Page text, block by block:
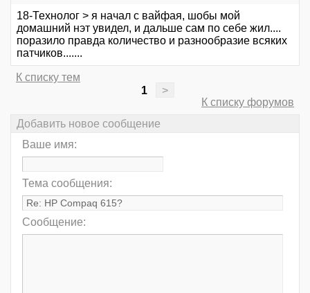
18-Технолог > я начал с вайфая, шобы мой
домашний нэт увидел, и дальше сам по себе жил....
поразило правда количество и разнообразие всяких
патчиков.......
К списку тем
1
>
К списку форумов
Добавить новое сообщение
Ваше имя:
Тема сообщения:
Сообщение: